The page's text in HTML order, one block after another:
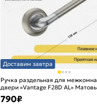
Доставим завтра
Ручка раздельная для
двери «Vantage F28D AL»
790₽